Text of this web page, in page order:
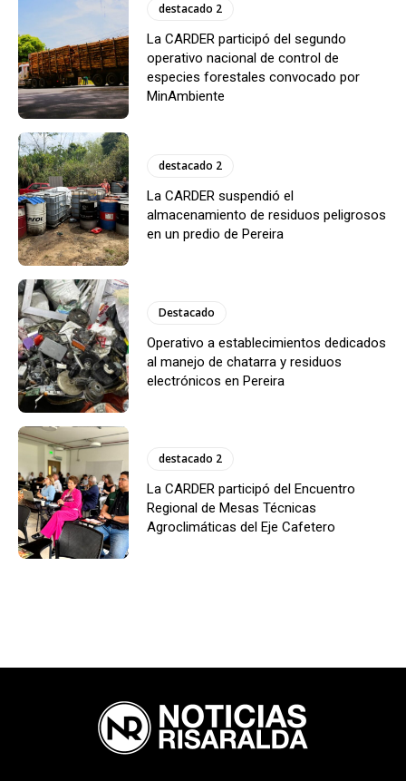
destacado 2
La CARDER participó del segundo
operativo nacional de control de
especies forestales convocado por
MinAmbiente
destacado 2
La CARDER suspendió el
almacenamiento de residuos peligrosos
en un predio de Pereira
Destacado
Operativo a establecimientos dedicados
al manejo de chatarra y residuos
electrónicos en Pereira
destacado 2
La CARDER participó del Encuentro
Regional de Mesas Técnicas
Agroclimáticas del Eje Cafetero